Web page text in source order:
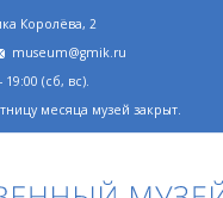
Королёва, 2
museum@gmik.ru
19:00 (сб, вс).
месяца музей закрыт.